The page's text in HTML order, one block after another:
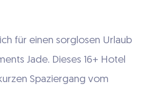
für einen sorglosen Urlaub
Jade. Dieses 16+ Hotel
Spaziergang vom